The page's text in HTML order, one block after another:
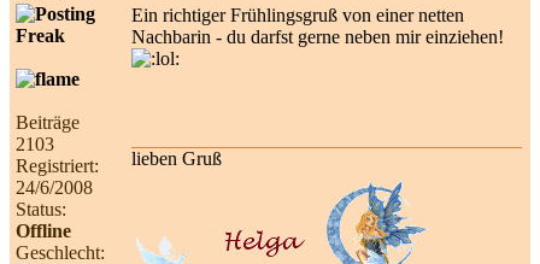
Beiträge
2103
Registriert:
24/6/2008
Status:
Offline
Geschlecht:
Ein richtiger Frühlingsgruß von einer netten
Nachbarin - du darfst gerne neben mir einziehen!
lieben Gruß